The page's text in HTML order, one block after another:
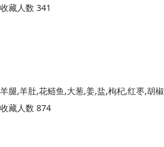
收藏人数 341
羊腿,羊肚,花鲢鱼,大葱,姜,盐,枸杞,红枣,胡
收藏人数 874